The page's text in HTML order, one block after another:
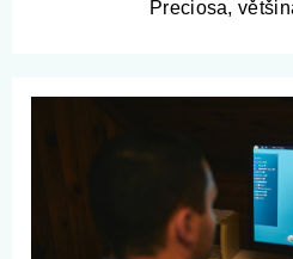
Preciosa,